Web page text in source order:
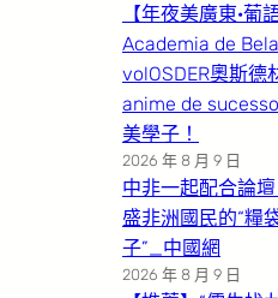
【年夜美廣東·葡
Academia de
volOSDER奧斯
anime de
美學子！
2026 年 8 月 9 日
中非一起配合論
盛非洲國民的“糧
子”_中國網
2026 年 8 月 9 日